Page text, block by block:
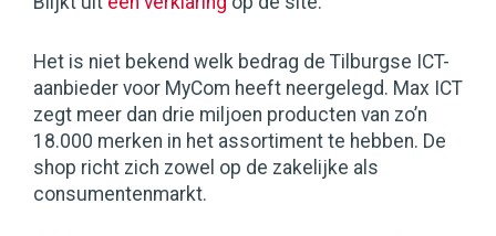
Het is niet bekend welk bedrag de Tilburgse ICT-
aanbieder voor MyCom heeft neergelegd. Max ICT
zegt meer dan drie miljoen producten van zo’n
18.000 merken in het assortiment te hebben. De
shop richt zich zowel op de zakelijke als
consumentenmarkt.